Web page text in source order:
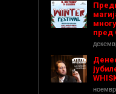
пред